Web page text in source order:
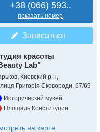
+38 (066) 593..
показать номер
Записаться
красоты
Lab"
Киевский р-н,
Григорія Сковороди, 67/69
Исторический музей
Площадь Конституции
на карте